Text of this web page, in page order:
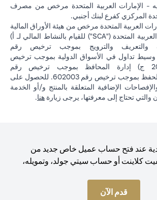
- الإمارات العربية المتحدة مرخص من مصرف
المركزي كفرع لبنك أجنبي.
العربية المتحدة مرخص من هيئة الأوراق المالية
والسلع في الإمارات العربية المتحدة ("SCA") للقيام بالنشاط المالي لـ أ)
والتعريف والترويج بموجب ترخيص رقم
ب) وسيط تداول في الأسواق الدولية بموجب ترخيص
رقم 20200000198 ج) إدارة المحافظ بموجب ترخيص رقم
20200000240 د) الحفظ بموجب ترخيص رقم 602003. للحصول على
الإضافية المتعلقة بالمنتج و/أو الخدمة
والتي تحتاج إلى معرفتها، يرجى زيارة هنا.
عند فتح حساب عميل خاص جديد من
كلاينت أو حساب سيتي جولد، وتمويله،
قدم الآن